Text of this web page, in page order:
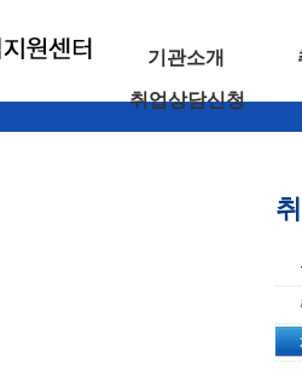
기관소개
취업상담신청